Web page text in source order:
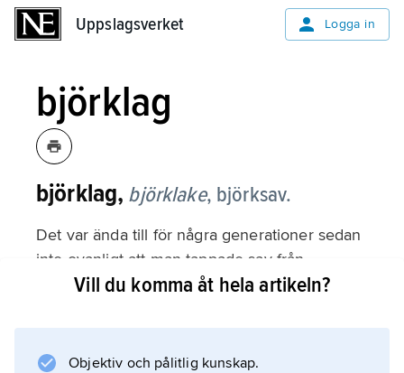
Uppslagsverket Logga in
björklag
björklag, björklake, björksav.
Det var ända till för några generationer sedan
inte ovanligt att man tappade sav från
björkarna på våren genom att skära ett snitt i
och ned i ett kärl som man hängt under.
Vill du komma åt hela artikeln?
Objektiv och pålitlig kunskap.